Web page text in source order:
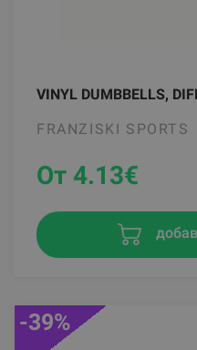
VINYL DUMBBELLS,
FRANZISKI SPORTS
От 4.13€
-39%